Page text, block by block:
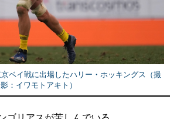
ベイ戦に出場したハリー・ホッキングス（撮
影：イワモトアキト）